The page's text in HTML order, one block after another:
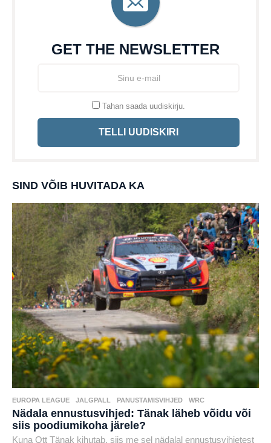
GET THE NEWSLETTER
Tahan saada uudiskirju.
TELLI UUDISKIRI
SIND VÕIB HUVITADA KA
EUROPA LEAGUE ,JALGPALL ,PANUSTAMISVIHJED ,WRC
Nädala ennustusvihjed: Tänak läheb võidu või
siis poodiumikoha järele?
Kuna Ott Tänak kihutab, siis me sel nädalal ennustusvihjetest